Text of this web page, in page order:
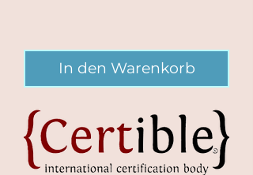
In den Warenkorb